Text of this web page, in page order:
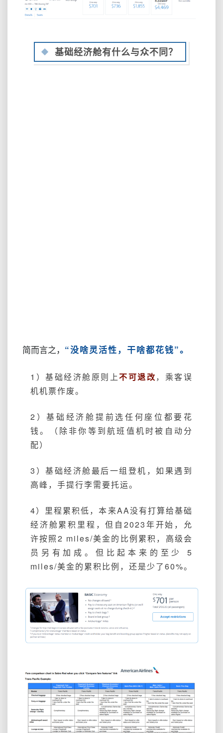
基础经济舱有什么与众不同？
简而言之， “没啥灵活性，干啥都花钱”。
1）基础经济舱原则上不可退改，乘客误
机机票作废。
2）基础经济舱提前选任何座位都要花
钱。（除非你等到航班值机时被自动分
配）
3）基础经济舱最后一组登机，如果遇到
高峰，手提行李需要托运。
4）里程累积低，本来AA没有打算给基础
经济舱累积里程，但自2023年开始，允
许按照2 miles/美金的比例累积，高级会
员另有加成。但比起本来的至少 5
miles/美金的累积比例，还是少了60%。